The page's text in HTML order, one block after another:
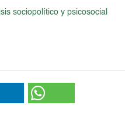
sociopolítico y psicosocial